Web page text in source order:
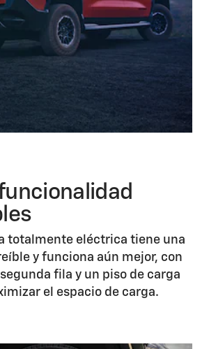
totalmente eléctrica tiene una
y funciona aún mejor, con
fila y un piso de carga
el espacio de carga.